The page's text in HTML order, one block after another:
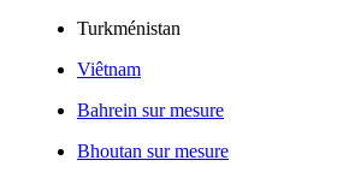
Turkménistan
Viêtnam
Bahrein sur mesure
Bhoutan sur mesure